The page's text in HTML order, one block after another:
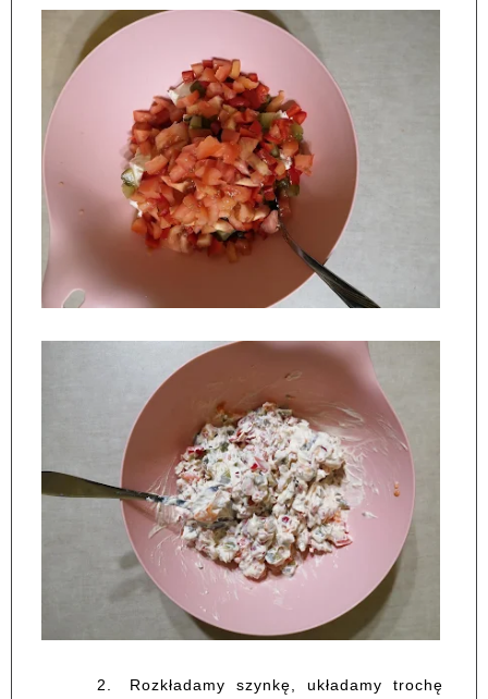
2.
Rozkładamy szynkę, układamy trochę